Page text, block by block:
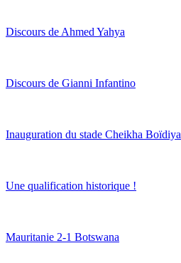
Discours de Ahmed Yahya
Discours de Gianni Infantino
Inauguration du stade Cheikha Boïdiya
Une qualification historique !
Mauritanie 2-1 Botswana